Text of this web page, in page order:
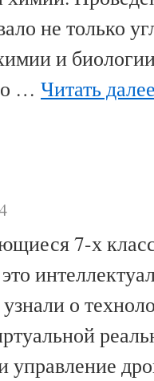
не только
и
… Читать
7-х
о